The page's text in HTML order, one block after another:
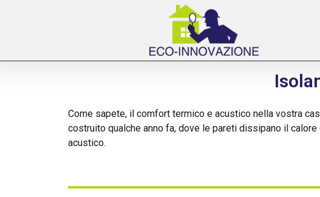
Come sapete, il comfort termico e acustico nella vostra
costruito qualche anno fa, dove le pareti dissipano il
acustico.